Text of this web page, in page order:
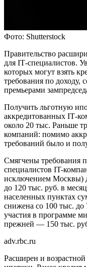
Фото: Shutterstock
Правительство
для IТ-специалистов.
которых могут взять
требования по доходу,
премьерами
Получить льготную
аккредитованных IТ-
около 20 тыс. Раньше
компаний: помимо
требований было и
Смягчены требования
специалистов IT-
исключением Москвы)
до 120 тыс. руб. в
населенных пунктах
снижена со 100 тыс. до
участия в программе
прежней — 150 тыс.
adv.rbc.ru
Расширен и